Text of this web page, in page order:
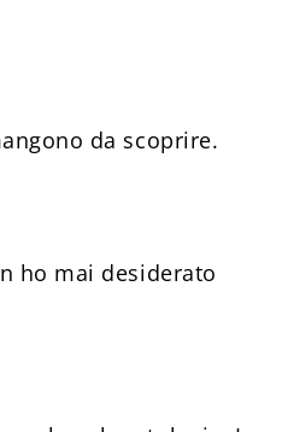
da scoprire.
ho mai desiderato